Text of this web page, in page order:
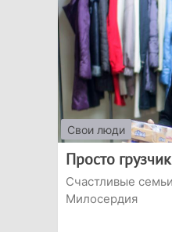
Свои люди
Просто
Счастливые
Милосердия